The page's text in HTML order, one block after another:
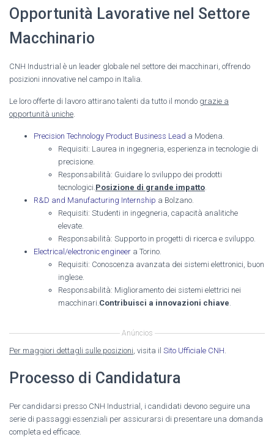
Opportunità Lavorative nel Settore
Macchinario
CNH Industrial è un leader globale nel settore dei macchinari, offrendo
posizioni innovative nel campo in Italia.
Le loro offerte di lavoro attirano talenti da tutto il mondo grazie a
opportunità uniche
Precision Technology Product Business Lead a Modena.
Requisiti: Laurea in ingegneria, esperienza in tecnologie di
precisione.
Responsabilità: Guidare lo sviluppo dei prodotti
tecnologici. Posizione di grande impatto
R&D and Manufacturing Internship a Bolzano.
Requisiti: Studenti in ingegneria, capacità analitiche
elevate.
Responsabilità: Supporto in progetti di ricerca e sviluppo.
Electrical/electronic engineer a Torino.
Requisiti: Conoscenza avanzata dei sistemi elettronici, buon
inglese.
Responsabilità: Miglioramento dei sistemi elettrici nei
macchinari. Contribuisci a innovazioni chiave
Anúncios
Per maggiori dettagli sulle posizioni , visita il Sito Ufficiale CNH
Processo di Candidatura
Per candidarsi presso CNH Industrial, i candidati devono seguire una
serie di passaggi essenziali per assicurarsi di presentare una domanda
completa ed efficace.